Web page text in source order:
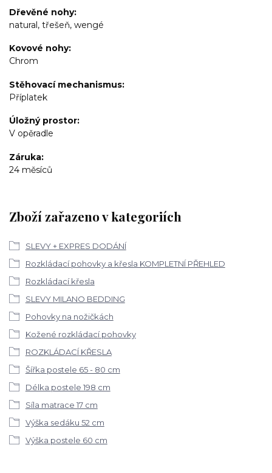
Dřevěné nohy
natural, třešeň, wengé
Kovové nohy
Chrom
Stěhovací mechanismus
Příplatek
Úložný prostor
V opěradle
Záruka
24 měsíců
Zboží zařazeno v kategoriích
SLEVY + EXPRES DODÁNÍ
Rozkládací pohovky a křesla KOMPLETNÍ PŘEHLED
Rozkládací křesla
SLEVY MILANO BEDDING
Pohovky na nožičkách
Kožené rozkládací pohovky
ROZKLÁDACÍ KŘESLA
Šířka postele 65 - 80 cm
Délka postele 198 cm
Síla matrace 17 cm
Výška sedáku 52 cm
Výška postele 60 cm